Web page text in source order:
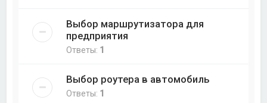
Выбор маршрутизатора для
предприятия
Ответы: 1
Выбор роутера в автомобиль
Ответы: 1